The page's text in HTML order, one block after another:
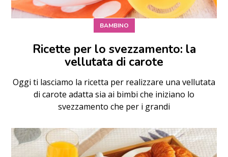
BAMBINO
Ricette per lo svezzamento: la
vellutata di carote
Oggi ti lasciamo la ricetta per realizzare una vellutata
di carote adatta sia ai bimbi che iniziano lo
svezzamento che per i grandi